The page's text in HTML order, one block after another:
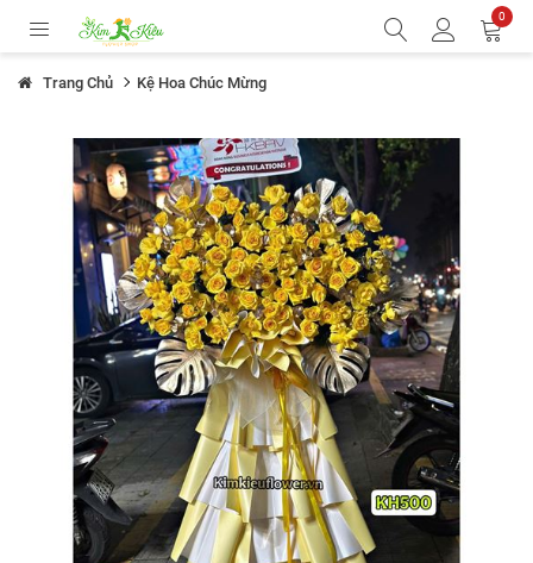
0
Trang Chủ Kệ Hoa Chúc Mừng